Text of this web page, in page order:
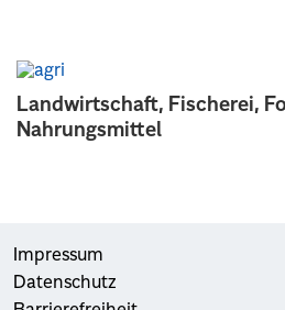
Landwirtschaft, Fischerei,
Nahrungsmittel
Impressum
Datenschutz